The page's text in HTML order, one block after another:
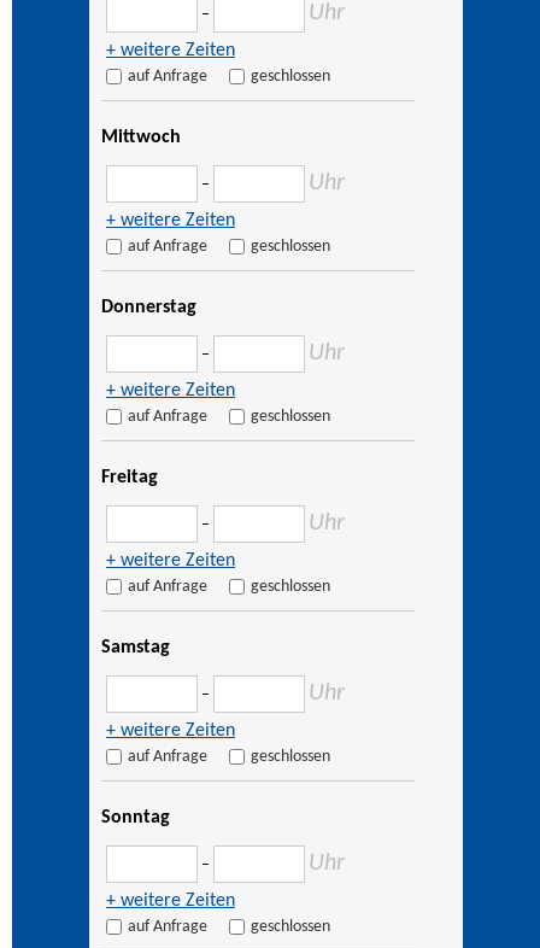
– Uhr
+ weitere Zeiten
auf Anfrage geschlossen
Mittwoch
– Uhr
+ weitere Zeiten
auf Anfrage geschlossen
Donnerstag
– Uhr
+ weitere Zeiten
auf Anfrage geschlossen
Freitag
– Uhr
+ weitere Zeiten
auf Anfrage geschlossen
Samstag
– Uhr
+ weitere Zeiten
auf Anfrage geschlossen
Sonntag
– Uhr
+ weitere Zeiten
auf Anfrage geschlossen